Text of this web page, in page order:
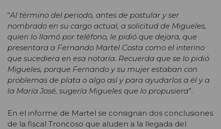
“Al término del periodo, antes de postular y ser
nombrado en su cargo actual, a solicitud de Migueles,
quien lo llamó por teléfono, le pidió que dejara, que
presentara a Fernando Martel Costa como el interino
que sucediera en esa notaría. Recuerda que se lo pidió
Migueles, porque Fernando y su mujer estaban con
problemas de plata o algo así y para ayudarlos a él y a
la María José, sugería Migueles que lo propusiera”.
En el informe de Martel se consignan dos conclusiones
de la fiscal Troncoso que aluden a la llegada del